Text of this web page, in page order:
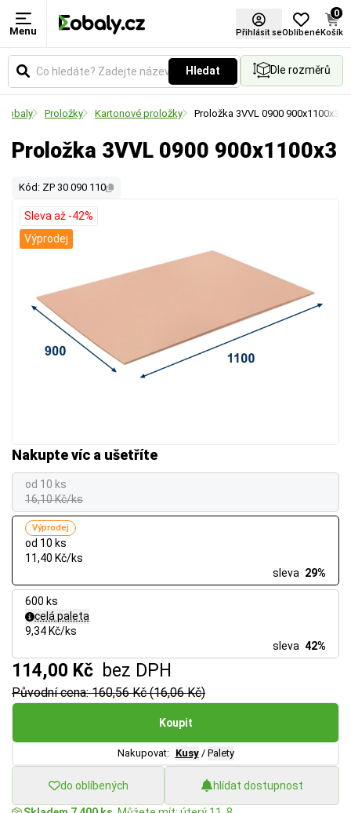
Menu Přihlásit seOblíbené
0
Košík
Hledat Dle rozměrů
obaly Proložky Kartonové proložky Proložka 3VVL 0900 900x1100x3
Proložka 3VVL 0900 900x1100x3
Kód: ZP 30 090 110
Nakupte víc a ušetříte
od 10 ks
16,10 Kč/ks
od 10 ks
Výprodej
11,40 Kč/ks
sleva 29%
600 ks
celá paleta
9,34 Kč/ks
sleva 42%
114,00 Kč bez DPH
Původní cena: 160,56 Kč (16,06 Kč)
Koupit
Nakupovat: Kusy / Palety
do oblíbených hlídat dostupnost
Sleva až -42%
Výprodej